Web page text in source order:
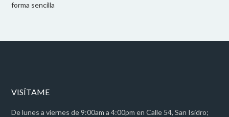
forma sencilla
VISÍTAME
De lunes a viernes de 9:00am a 4:00pm en Calle 54, San Isidro;